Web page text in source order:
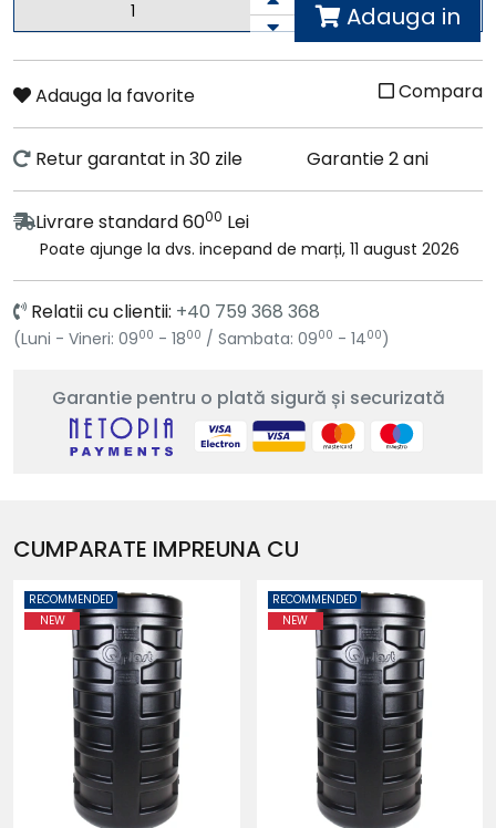
Adauga in
cos
Adauga la favorite Compara
Retur garantat in 30 zile Garantie 2 ani
Livrare standard 6000 Lei
Poate ajunge la dvs. incepand de marți, 11 august 2026
Relatii cu clientii: +40 759 368 368
(Luni - Vineri: 0900 - 1800 / Sambata: 0900 - 1400)
Garantie pentru o plată sigură și securizată
CUMPARATE IMPREUNA CU
RECOMMENDED
NEW
RECOMMENDED
NEW